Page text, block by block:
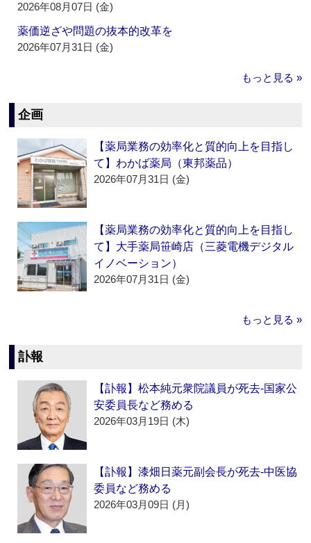
2026年08月07日 (金)
薬価逆ざや問題の抜本的改革を
2026年07月31日 (金)
もっと見る »
企画
【薬局業務の効率化と質的向上を目指し
て】わかば薬局（東邦薬品）
2026年07月31日 (金)
【薬局業務の効率化と質的向上を目指し
て】大手薬局笹崎店（三菱電機デジタル
イノベーション）
2026年07月31日 (金)
もっと見る »
訃報
【訃報】松本純元衆院議員が死去‐国家公
安委員長など務める
2026年03月19日 (木)
【訃報】漆畑日薬元副会長が死去‐中医協
委員など務める
2026年03月09日 (月)